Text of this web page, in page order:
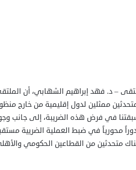
– د. فهد إبراهيم الشهابي، أن
ممثلين لدول إقليمية من خارج
في فرض هذه الضريبة، إلى جانب
محورياً في ضبط العملية الضريية
متحدثين من القطاعين الحكومي